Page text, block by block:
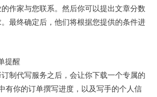
作家与您联系。然后你可以提出文章分数
最终确定后，他们将根据您提供的条件进
提醒
制代写服务之后，会让你下载一个专属的
有你的订单撰写进度，以及写手的个人信